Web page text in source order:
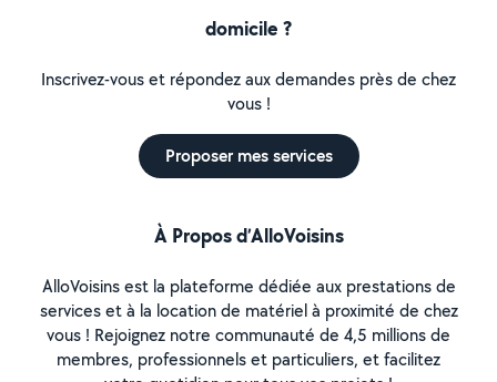
domicile ?
Inscrivez-vous et répondez aux demandes près de chez
vous !
Proposer mes services
À Propos d’AlloVoisins
AlloVoisins est la plateforme dédiée aux prestations de
services et à la location de matériel à proximité de chez
vous ! Rejoignez notre communauté de 4,5 millions de
membres, professionnels et particuliers, et facilitez